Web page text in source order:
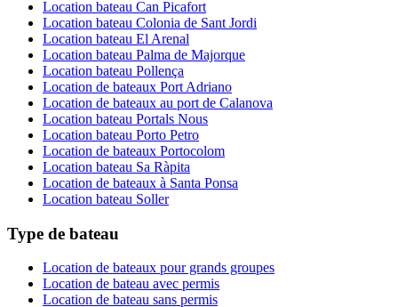
Location bateau Can Picafort
Location bateau Colonia de Sant Jordi
Location bateau El Arenal
Location bateau Palma de Majorque
Location bateau Pollença
Location de bateaux Port Adriano
Location de bateaux au port de Calanova
Location bateau Portals Nous
Location bateau Porto Petro
Location de bateaux Portocolom
Location bateau Sa Ràpita
Location de bateaux à Santa Ponsa
Location bateau Soller
Type de bateau
Location de bateaux pour grands groupes
Location de bateau avec permis
Location de bateau sans permis